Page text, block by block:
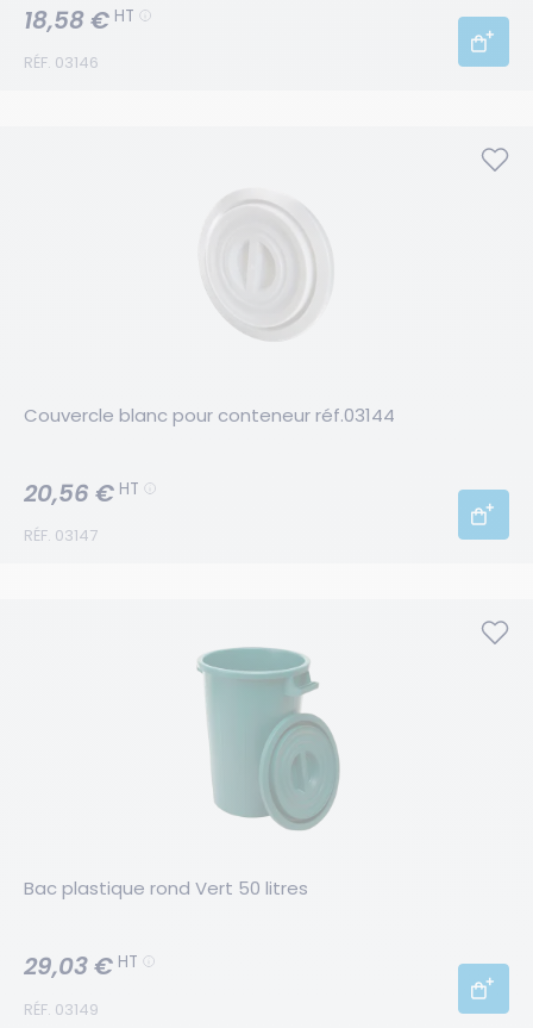
RÉF. 03146
18,58 € HT
Couvercle blanc pour conteneur réf.03144
RÉF. 03147
20,56 € HT
Bac plastique rond Vert 50 litres
RÉF. 03149
29,03 € HT